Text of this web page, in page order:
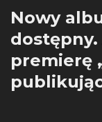
Nowy
premierę